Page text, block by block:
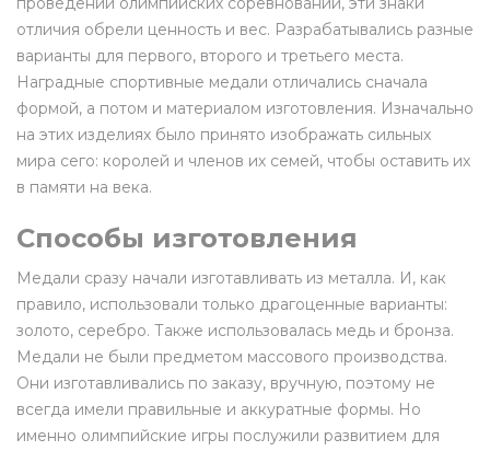
отличия обрели ценность и вес. Разрабатывались разные
варианты для первого, второго и третьего места.
Наградные спортивные медали отличались сначала
формой, а потом и материалом изготовления. Изначально
на этих изделиях было принято изображать сильных
мира сего: королей и членов их семей, чтобы оставить их
в памяти на века.
Способы изготовления
Медали сразу начали изготавливать из металла. И, как
правило, использовали только драгоценные варианты:
золото, серебро. Также использовалась медь и бронза.
Медали не были предметом массового производства.
Они изготавливались по заказу, вручную, поэтому не
всегда имели правильные и аккуратные формы. Но
именно олимпийские игры послужили развитием для